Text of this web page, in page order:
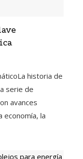
historia de
serie de
avances
economía, la